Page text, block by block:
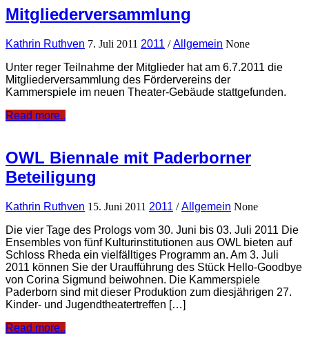
Mitgliederversammlung
Kathrin Ruthven 7. Juli 2011 2011 /Allgemein None
Unter reger Teilnahme der Mitglieder hat am 6.7.2011 die
Mitgliederversammlung des Fördervereins der
Kammerspiele im neuen Theater-Gebäude stattgefunden.
Read more..
OWL Biennale mit Paderborner
Beteiligung
Kathrin Ruthven 15. Juni 2011 2011 /Allgemein None
Die vier Tage des Prologs vom 30. Juni bis 03. Juli 2011 Die
Ensembles von fünf Kulturinstitutionen aus OWL bieten auf
Schloss Rheda ein vielfälltiges Programm an. Am 3. Juli
2011 können Sie der Uraufführung des Stück Hello-Goodbye
von Corina Sigmund beiwohnen. Die Kammerspiele
Paderborn sind mit dieser Produktion zum diesjährigen 27.
Kinder- und Jugendtheatertreffen […]
Read more..